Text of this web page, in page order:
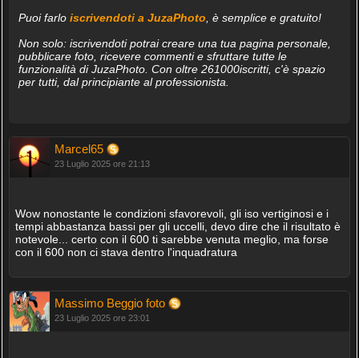
Puoi farlo iscrivendoti a JuzaPhoto, è semplice e gratuito!
Non solo: iscrivendoti potrai creare una tua pagina personale,
pubblicare foto, ricevere commenti e sfruttare tutte le
funzionalità di JuzaPhoto. Con oltre 261000iscritti, c'è spazio
per tutti, dal principiante al professionista.
Marcel65
23 Luglio 2025 ore 21:13
Wow nonostante le condizioni sfavorevoli, gli iso vertiginosi e i
tempi abbastanza bassi per gli uccelli, devo dire che il risultato è
notevole... certo con il 600 ti sarebbe venuta meglio, ma forse
con il 600 non ci stava dentro l'inquadratura
Massimo Beggio foto
23 Luglio 2025 ore 23:01